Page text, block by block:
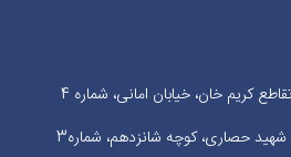
کریم خان، خیابان امانی، شماره 4
شهید حصاری، کوچه شانزدهم، شماره3